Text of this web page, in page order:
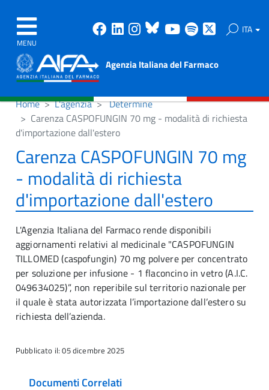
MENU
Facebook
Linkedin
Instagram
Bluesky
Youtube
Spotify ITA
Agenzia Italiana del Farmaco
Home L'agenzia
Determine
Carenza CASPOFUNGIN 70 mg - modalità di richiesta
d'importazione dall'estero
Carenza CASPOFUNGIN 70 mg
- modalità di richiesta
d'importazione dall'estero
L'Agenzia Italiana del Farmaco rende disponibili
aggiornamenti relativi al medicinale "CASPOFUNGIN
TILLOMED (caspofungin) 70 mg polvere per concentrato
per soluzione per infusione - 1 flaconcino in vetro (A.I.C.
049634025)”, non reperibile sul territorio nazionale per
il quale è stata autorizzata l’importazione dall’estero su
richiesta dell’azienda.
Pubblicato il: 05 dicembre 2025
Documenti Correlati